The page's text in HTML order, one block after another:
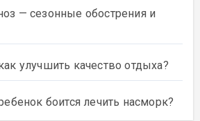
— сезонные обострения и
улучшить качество отдыха?
боится лечить насморк?